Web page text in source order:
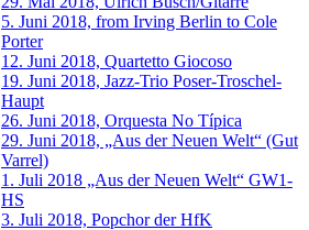
5. Juni 2018, from Irving Berlin to Cole
Porter
12. Juni 2018, Quartetto Giocoso
19. Juni 2018, Jazz-Trio Poser-Troschel-
Haupt
26. Juni 2018, Orquesta No Típica
29. Juni 2018, „Aus der Neuen Welt“ (Gut
Varrel)
1. Juli 2018 „Aus der Neuen Welt“ GW1-
HS
3. Juli 2018, Popchor der HfK